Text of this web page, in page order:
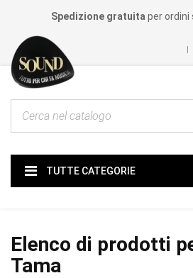
Spedizione gratuita per ordini
TUTTE CATEGORIE
Elenco di prodotti
Tama